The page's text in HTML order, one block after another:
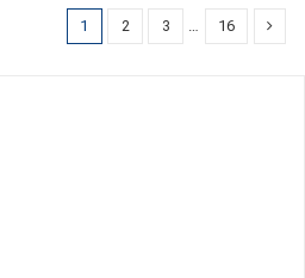
1 2 3 … 16